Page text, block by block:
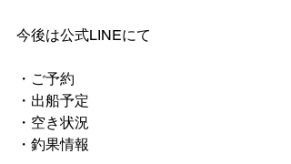
今後は公式LINEにて
・ご予約
・出船予定
・空き状況
・釣果情報